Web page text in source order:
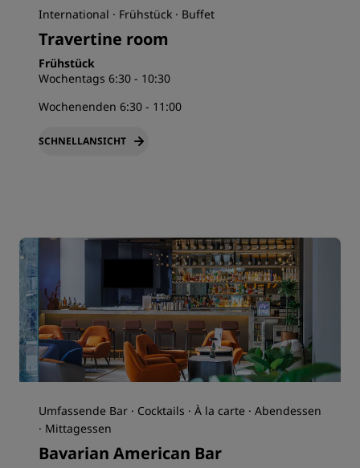
International · Frühstück · Buffet
Travertine room
Frühstück
Wochentags 6:30 - 10:30
Wochenenden 6:30 - 11:00
SCHNELLANSICHT
Umfassende Bar · Cocktails · À la carte · Abendessen
· Mittagessen
Bavarian American Bar